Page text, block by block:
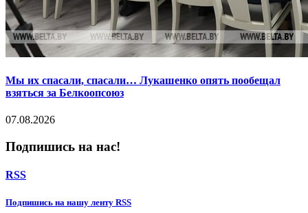
Мы их спасали, спасали… Лукашенко опять пообещал
взяться за Белкоопсоюз
07.08.2026
Подпишись на нас!
RSS
Подпишиcь на нашу ленту RSS